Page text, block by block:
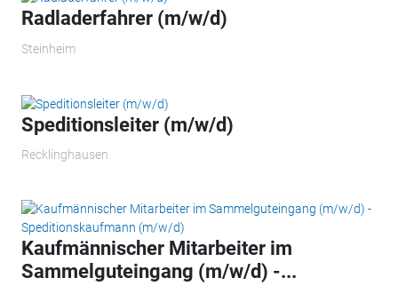
Radladerfahrer (m/w/d)
Steinheim
Speditionsleiter (m/w/d)
Recklinghausen
Kaufmännischer Mitarbeiter im
Sammelguteingang (m/w/d) -...